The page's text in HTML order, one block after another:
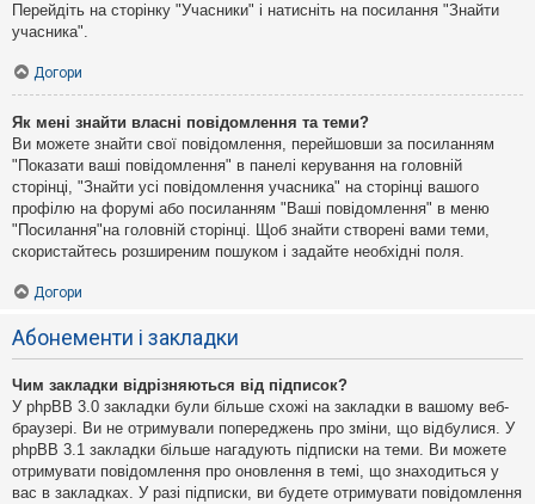
Перейдіть на сторінку "Учасники" і натисніть на посилання "Знайти
учасника".
Догори
Як мені знайти власні повідомлення та теми?
Ви можете знайти свої повідомлення, перейшовши за посиланням
"Показати ваші повідомлення" в панелі керування на головній
сторінці, "Знайти усі повідомлення учасника" на сторінці вашого
профілю на форумі або посиланням "Ваші повідомлення" в меню
"Посилання"на головній сторінці. Щоб знайти створені вами теми,
скористайтесь розширеним пошуком і задайте необхідні поля.
Догори
Абонементи і закладки
Чим закладки відрізняються від підписок?
У phpBB 3.0 закладки були більше схожі на закладки в вашому веб-
браузері. Ви не отримували попереджень про зміни, що відбулися. У
phpBB 3.1 закладки більше нагадують підписки на теми. Ви можете
отримувати повідомлення про оновлення в темі, що знаходиться у
вас в закладках. У разі підписки, ви будете отримувати повідомлення